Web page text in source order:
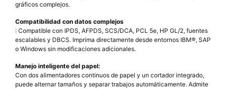
gráficos complejos.
Compatibilidad con datos complejos
: Compatible con IPDS, AFPDS, SCS/DCA, PCL 5e, HP GL/2, fuentes
escalables y DBCS. Imprima directamente desde entornos IBM®, SAP
o Windows sin modificaciones adicionales.
Manejo inteligente del papel:
Con dos alimentadores continuos de papel y un cortador integrado,
puede alternar tamaños y separar trabajos automáticamente. Admite